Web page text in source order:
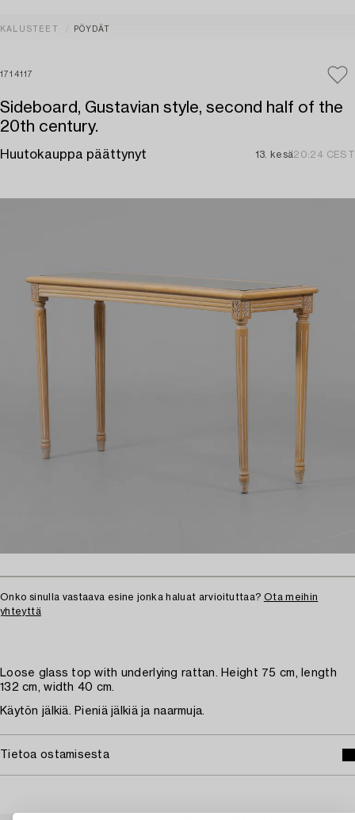
KALUSTEET PÖYDÄT
1714117
Sideboard, Gustavian style, second half of the
20th century.
Huutokauppa päättynyt 13. kesä20:24 CEST
Onko sinulla vastaava esine jonka haluat arvioituttaa? Ota meihin
yhteyttä
Loose glass top with underlying rattan. Height 75 cm, length
132 cm, width 40 cm.
Käytön jälkiä. Pieniä jälkiä ja naarmuja.
Tietoa ostamisesta